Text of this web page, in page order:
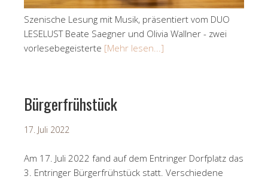
Szenische Lesung mit Musik, präsentiert vom DUO
LESELUST Beate Saegner und Olivia Wallner - zwei
vorlesebegeisterte [Mehr lesen...]
Bürgerfrühstück
17. Juli 2022
Am 17. Juli 2022 fand auf dem Entringer Dorfplatz das
3. Entringer Bürgerfrühstück statt. Verschiedene